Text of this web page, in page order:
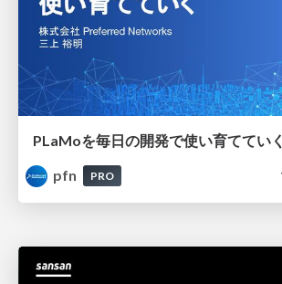
PLaMoを毎日の開発で使い育てていく
pfn
PRO